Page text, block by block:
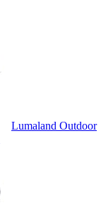
Lumaland Outdoor